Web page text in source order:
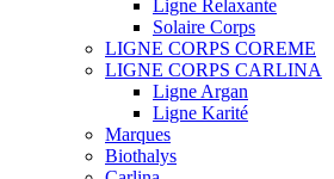
Ligne Relaxante
Solaire Corps
LIGNE CORPS COREME
LIGNE CORPS CARLINA
Ligne Argan
Ligne Karité
Marques
Biothalys